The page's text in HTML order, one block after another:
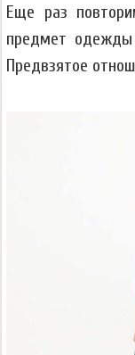
Еще раз
предмет одежды
Предвзятое